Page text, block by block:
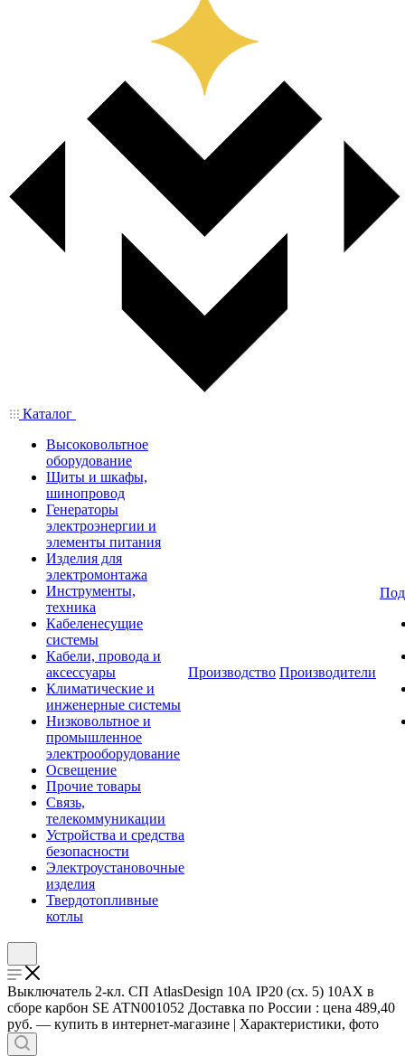
Каталог
Высоковольтное
оборудование
Щиты и шкафы,
шинопровод
Генераторы
электроэнергии и
элементы питания
Изделия для
электромонтажа
Инструменты,
техника
Кабеленесущие
системы
Кабели, провода и
аксессуары
Климатические и
инженерные системы
Низковольтное и
промышленное
электрооборудование
Освещение
Прочие товары
Связь,
телекоммуникации
Устройства и средства
безопасности
Электроустановочные
изделия
Твердотопливные
котлы
Производство Производители
Выключатель 2-кл. СП AtlasDesign 10А IP20 (сх. 5) 10AX в
сборе карбон SE ATN001052 Доставка по России : цена 489,40
руб. — купить в интернет-магазине | Характеристики, фото